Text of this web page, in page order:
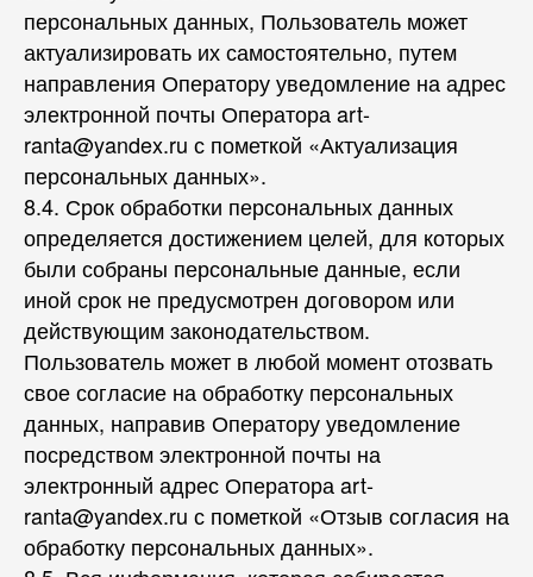
персональных данных, Пользователь может
актуализировать их самостоятельно, путем
направления Оператору уведомление на адрес
электронной почты Оператора art-
ranta@yandex.ru с пометкой «Актуализация
персональных данных».
8.4. Срок обработки персональных данных
определяется достижением целей, для которых
были собраны персональные данные, если
иной срок не предусмотрен договором или
действующим законодательством.
Пользователь может в любой момент отозвать
свое согласие на обработку персональных
данных, направив Оператору уведомление
посредством электронной почты на
электронный адрес Оператора art-
ranta@yandex.ru с пометкой «Отзыв согласия на
обработку персональных данных».